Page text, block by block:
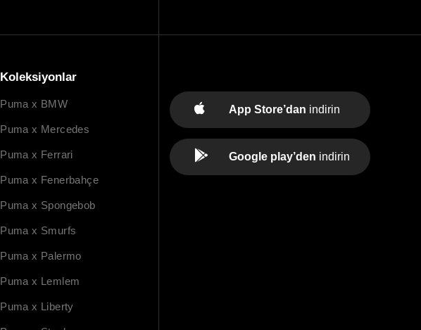
Koleksiyonlar
Puma x BMW
Puma x Mercedes
Puma x Ferrari
Puma x Fenerbahçe
Puma x Spongebob
Puma x Smurfs
Puma x Palermo
Puma x Lemlem
Puma x Liberty
App Store’dan indirin
Google play’den indirin